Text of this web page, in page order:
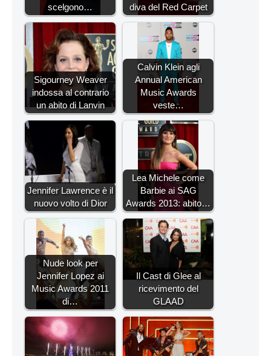
scelgono…
diva del Red Carpet
Sigourney Weaver
indossa al contrario
un abito di Lanvin
Calvin Klein agli
Annual American
Music Awards
veste…
Jennifer Lawrence è il
nuovo volto di Dior
Lea Michele come
Barbie ai SAG
Awards 2013: abito…
Nude look per
Jennifer Lopez ai
Music Awards 2011
di…
Il Cast di Glee al
ricevimento del
GLAAD